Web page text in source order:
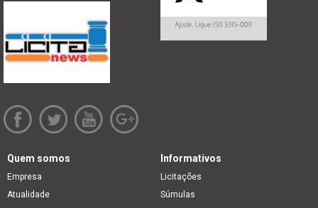
Quem somos
Empresa
Atualidade
Informativos
Licitações
Súmulas